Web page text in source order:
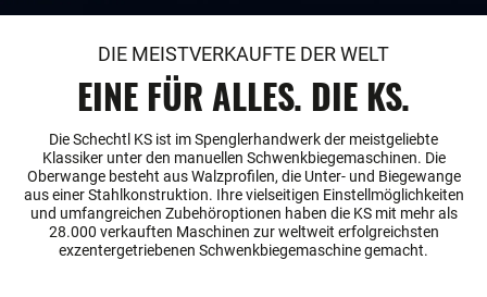
DIE MEISTVERKAUFTE DER WELT
EINE FÜR ALLES. DIE KS.
Die Schechtl KS ist im Spenglerhandwerk der meistgeliebte
Klassiker unter den manuellen Schwenkbiegemaschinen. Die
Oberwange besteht aus Walzprofilen, die Unter- und Biegewange
aus einer Stahlkonstruktion. Ihre vielseitigen Einstellmöglichkeiten
und umfangreichen Zubehöroptionen haben die KS mit mehr als
28.000 verkauften Maschinen zur weltweit erfolgreichsten
exzentergetriebenen Schwenkbiegemaschine gemacht.